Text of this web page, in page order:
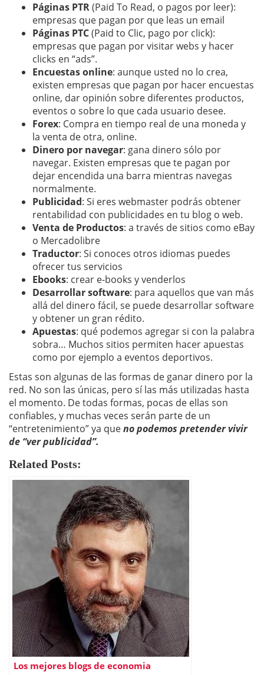
Páginas PTR(Paid To Read, o pagos por leer):
empresas que pagan por que leas un email
Páginas PTC(Paid to Clic, pago por click):
empresas que pagan por visitar webs y hacer
clicks en “ads”.
Encuestas online: aunque usted no lo crea,
existen empresas que pagan por hacer encuestas
online, dar opinión sobre diferentes productos,
eventos o sobre lo que cada usuario desee.
Forex: Compra en tiempo real de una moneda y
la venta de otra, online.
Dinero por navegar: gana dinero sólo por
navegar. Existen empresas que te pagan por
dejar encendida una barra mientras navegas
normalmente.
Publicidad: Si eres webmaster podrás obtener
rentabilidad con publicidades en tu blog o web.
Venta de Productos: a través de sitios como eBay
o Mercadolibre
Traductor: Si conoces otros idiomas puedes
ofrecer tus servicios
Ebooks: crear e-books y venderlos
Desarrollar software: para aquellos que van más
allá del dinero fácil, se puede desarrollar software
y obtener un gran rédito.
Apuestas: qué podemos agregar si con la palabra
sobra… Muchos sitios permiten hacer apuestas
como por ejemplo a eventos deportivos.
Estas son algunas de las formas de ganar dinero por la
red. No son las únicas, pero sí las más utilizadas hasta
el momento. De todas formas, pocas de ellas son
confiables, y muchas veces serán parte de un
“entretenimiento” ya queno podemos pretender vivir
de “ver publicidad”.
Related Posts:
Los mejores blogs de economia